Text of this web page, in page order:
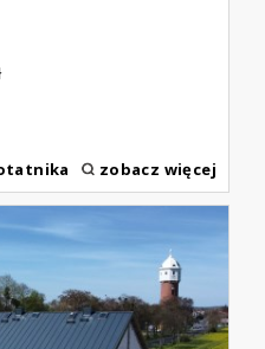
zobacz więcej